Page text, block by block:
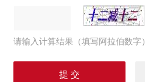
请输入计算结果（填写阿拉伯数字